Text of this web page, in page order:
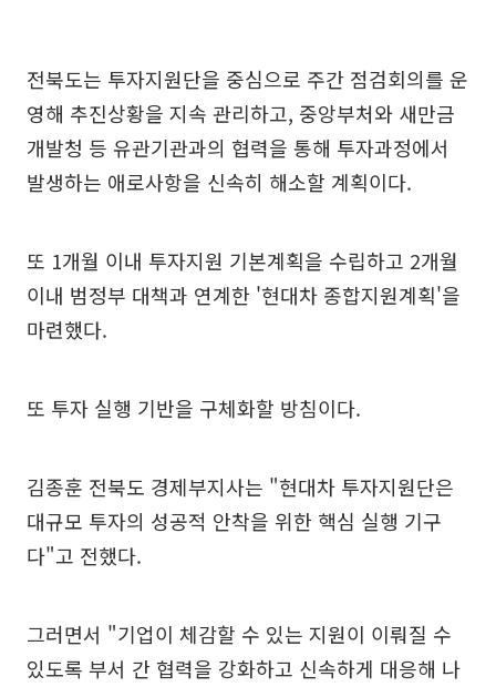
전북도는 투자지원단을 중심으로 주간 점검회의를 운
영해 추진상황을 지속 관리하고, 중앙부처와 새만금
개발청 등 유관기관과의 협력을 통해 투자과정에서
발생하는 애로사항을 신속히 해소할 계획이다.
또 1개월 이내 투자지원 기본계획을 수립하고 2개월
이내 범정부 대책과 연계한 '현대차 종합지원계획'을
마련했다.
또 투자 실행 기반을 구체화할 방침이다.
김종훈 전북도 경제부지사는 "현대차 투자지원단은
대규모 투자의 성공적 안착을 위한 핵심 실행 기구
다"고 전했다.
그러면서 "기업이 체감할 수 있는 지원이 이뤄질 수
있도록 부서 간 협력을 강화하고 신속하게 대응해 나